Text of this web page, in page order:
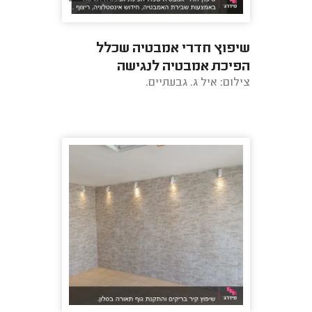
שיפוץ חדרי אמבטיה שכלל
הפיכת אמבטיה לנגישה
באמצעות שבירת האמבטיה,
צילום: איל ג. גבעתיים.